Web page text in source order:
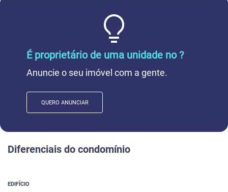
É proprietário de uma unidade no ?
Anuncie o seu imóvel com a gente.
QUERO ANUNCIAR
Diferenciais do condomínio
EDIFÍCIO